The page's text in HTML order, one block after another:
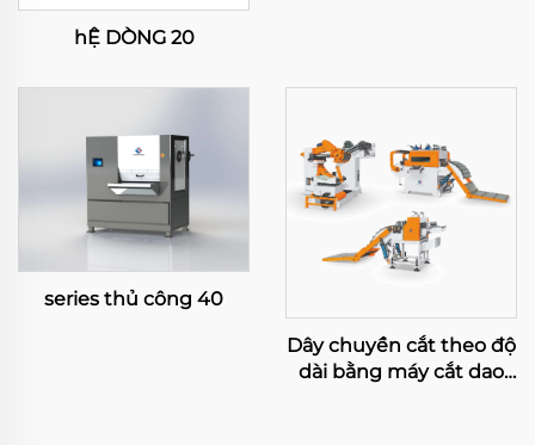
hỆ DÒNG 20
series thủ công 40
Dây chuyền cắt theo độ
dài bằng máy cắt dao